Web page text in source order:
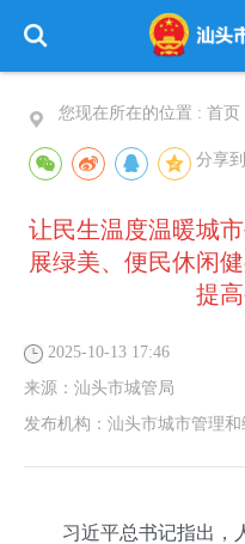
您现在所在的位置 : 首页
分享到
让民生温度温暖城
展绿美、便民休闲
提
2025-10-13 17:46
来源： 汕头市城管局
发布机构： 汕头市城市管理
习近平总书记指出，人